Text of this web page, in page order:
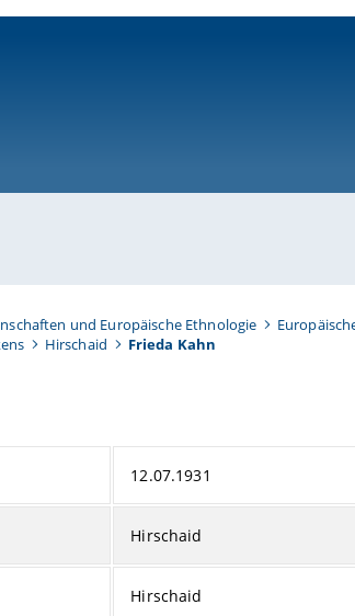
und Europäische Ethnologie
Hirschaid Frieda Kahn
12.07.1931
Hirschaid
Hirschaid